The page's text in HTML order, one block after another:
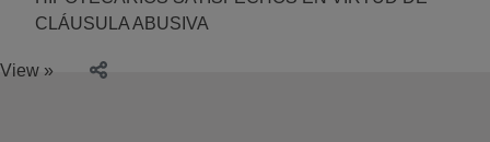
CLÁUSULA ABUSIVA
View »